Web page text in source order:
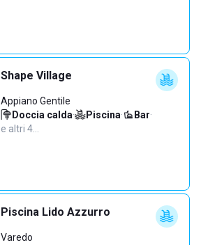
Shape Village
Appiano Gentile
Doccia calda· Piscina· Bar·
e altri 4…
Piscina Lido Azzurro
Varedo